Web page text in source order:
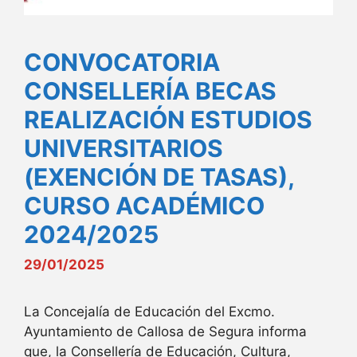
CONVOCATORIA
CONSELLERÍA BECAS
REALIZACIÓN ESTUDIOS
UNIVERSITARIOS
(EXENCIÓN DE TASAS),
CURSO ACADÉMICO
2024/2025
29/01/2025
La Concejalía de Educación del Excmo.
Ayuntamiento de Callosa de Segura informa
que, la Consellería de Educación, Cultura,